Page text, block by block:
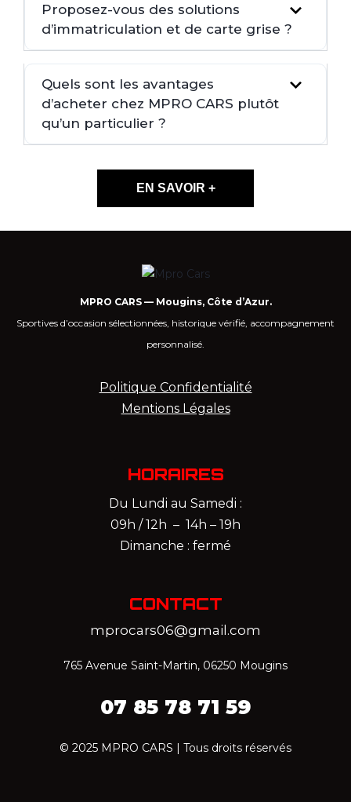
Proposez-vous des solutions
d’immatriculation et de carte grise ?
Quels sont les avantages
d’acheter chez MPRO CARS plutôt
qu’un particulier ?
EN SAVOIR +
MPRO CARS — Mougins, Côte d’Azur.
Sportives d’occasion sélectionnées, historique vérifié, accompagnement
personnalisé.
Politique Confidentialité
Mentions Légales
HORAIRES
Du Lundi au Samedi :
09h / 12h – 14h – 19h
Dimanche : fermé
CONTACT
mprocars06@gmail.com
765 Avenue Saint-Martin, 06250 Mougins
07 85 78 71 59‬
© 2025 MPRO CARS | Tous droits réservés